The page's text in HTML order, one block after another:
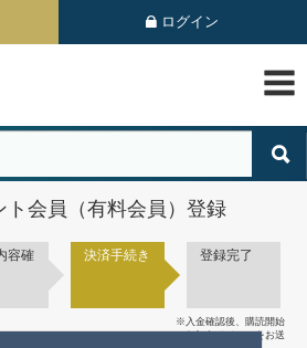
ログイン
ト会員（有料会員）登録
容確
決済手続き 登録完了
※入金確認後、購読開始
のお知らせメールをお送